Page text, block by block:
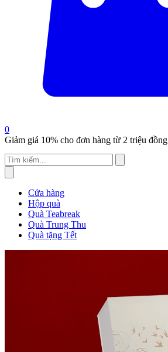
0
Giảm giá 10% cho đơn hàng từ 2 triệu đồng
Cửa hàng
Hộp quà
Quà Teabreak
Quà Trung Thu
Quà tặng Tết